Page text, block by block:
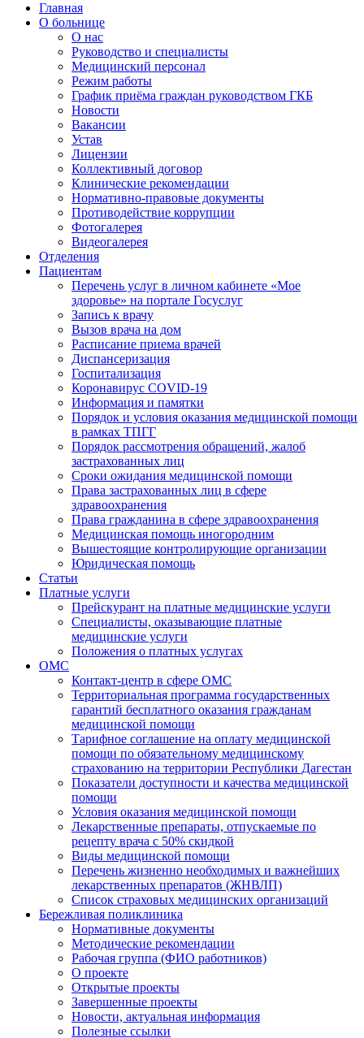
Главная
О больнице
О нас
Руководство и специалисты
Медицинский персонал
Режим работы
График приёма граждан руководством ГКБ
Новости
Вакансии
Устав
Лицензии
Коллективный договор
Клинические рекомендации
Нормативно-правовые документы
Противодействие коррупции
Фотогалерея
Видеогалерея
Отделения
Пациентам
Перечень услуг в личном кабинете «Мое
здоровье» на портале Госуслуг
Запись к врачу
Вызов врача на дом
Расписание приема врачей
Диспансеризация
Госпитализация
Коронавирус COVID-19
Информация и памятки
Порядок и условия оказания медицинской помощи
в рамках ТПГГ
Порядок рассмотрения обращений, жалоб
застрахованных лиц
Сроки ожидания медицинской помощи
Права застрахованных лиц в сфере
здравоохранения
Права гражданина в сфере здравоохранения
Медицинская помощь иногородним
Вышестоящие контролирующие организации
Юридическая помощь
Статьи
Платные услуги
Прейскурант на платные медицинские услуги
Специалисты, оказывающие платные
медицинские услуги
Положения о платных услугах
ОМС
Контакт-центр в сфере ОМС
Территориальная программа государственных
гарантий бесплатного оказания гражданам
медицинской помощи
Тарифное соглашение на оплату медицинской
помощи по обязательному медицинскому
страхованию на территории Республики Дагестан
Показатели доступности и качества медицинской
помощи
Условия оказания медицинской помощи
Лекарственные препараты, отпускаемые по
рецепту врача с 50% скидкой
Виды медицинской помощи
Перечень жизненно необходимых и важнейших
лекарственных препаратов (ЖНВЛП)
Список страховых медицинских организаций
Бережливая поликлиника
Нормативные документы
Методические рекомендации
Рабочая группа (ФИО работников)
О проекте
Открытые проекты
Завершенные проекты
Новости, актуальная информация
Полезные ссылки